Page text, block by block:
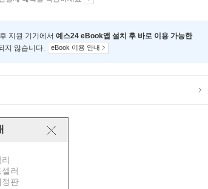
지원 기기에서 예스24 eBook앱 설치 후 바로 이용 가능한
지 않습니다. eBook 이용 안내
러
정판